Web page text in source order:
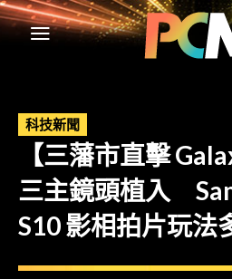
科技新聞
【三藩市直擊
三主鏡頭植入
S10 影相拍片玩法